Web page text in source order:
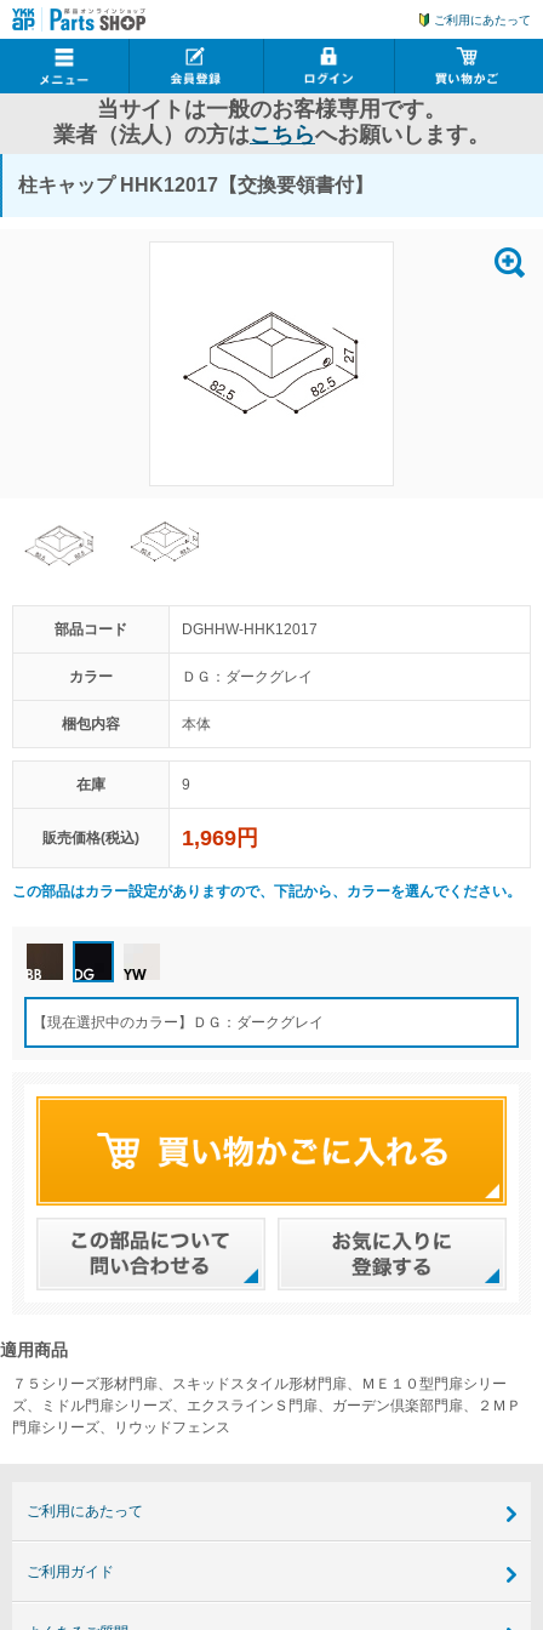
ご利用にあたって
当サイトは一般のお客様専用です。
業者（法人）の方はこちらへお願いします。
柱キャップ HHK12017【交換要領書付】
部品コード DGHHW-HHK12017
カラー ＤＧ：ダークグレイ
梱包内容 本体
在庫 9
販売価格(税込) 1,969円
この部品はカラー設定がありますので、下記から、カラーを選んでください。
【現在選択中のカラー】ＤＧ：ダークグレイ
適用商品
７５シリーズ形材門扉、スキッドスタイル形材門扉、ＭＥ１０型門扉シリー
ズ、ミドル門扉シリーズ、エクスラインＳ門扉、ガーデン倶楽部門扉、２ＭＰ
門扉シリーズ、リウッドフェンス
ご利用にあたって
ご利用ガイド